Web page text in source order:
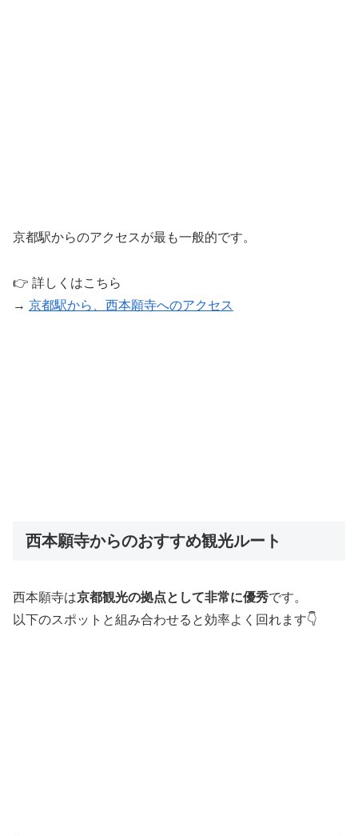
京都駅からのアクセスが最も一般的です。
👉 詳しくはこちら
→ 京都駅から、西本願寺へのアクセス
西本願寺からのおすすめ観光ルート
西本願寺は京都観光の拠点として非常に優秀です。
以下のスポットと組み合わせると効率よく回れます👇